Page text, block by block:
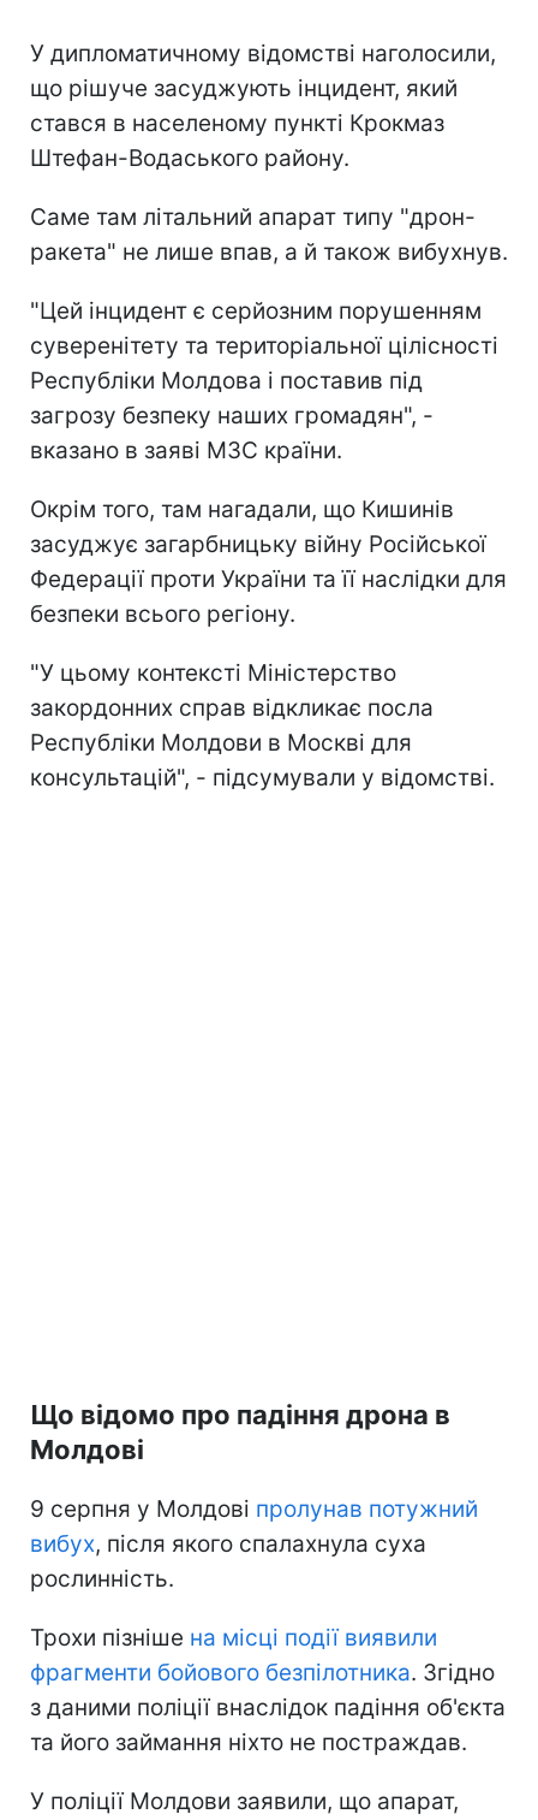
У дипломатичному відомстві наголосили,
що рішуче засуджують інцидент, який
стався в населеному пункті Крокмаз
Штефан-Водаського району.
Саме там літальний апарат типу "дрон-
ракета" не лише впав, а й також вибухнув.
"Цей інцидент є серйозним порушенням
суверенітету та територіальної цілісності
Республіки Молдова і поставив під
загрозу безпеку наших громадян", -
вказано в заяві МЗС країни.
Окрім того, там нагадали, що Кишинів
засуджує загарбницьку війну Російської
Федерації проти України та її наслідки для
безпеки всього регіону.
"У цьому контексті Міністерство
закордонних справ відкликає посла
Республіки Молдови в Москві для
консультацій", - підсумували у відомстві.
Що відомо про падіння дрона в
Молдові
9 серпня у Молдові пролунав потужний
вибух, після якого спалахнула суха
рослинність.
Трохи пізніше на місці події виявили
фрагменти бойового безпілотника. Згідно
з даними поліції внаслідок падіння об'єкта
та його займання ніхто не постраждав.
У поліції Молдови заявили, що апарат,